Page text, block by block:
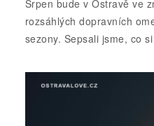
Srpen bude v Ostravě ve
rozsáhlých dopravních
sezony. Sepsali jsme, co